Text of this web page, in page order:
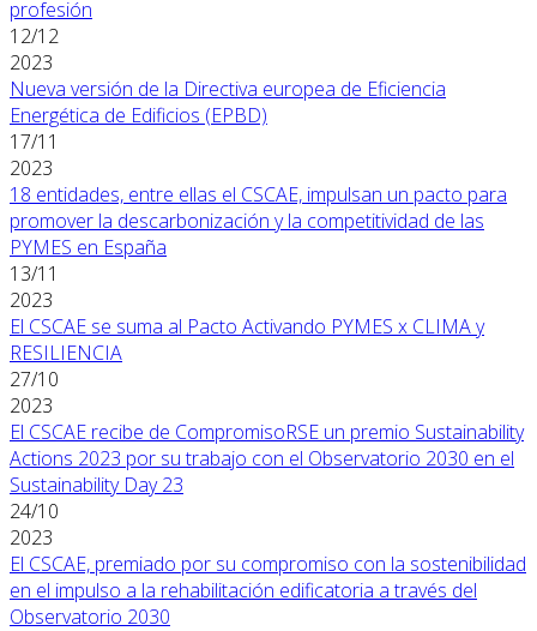
profesión
12/12
2023
Nueva versión de la Directiva europea de Eficiencia
Energética de Edificios (EPBD)
17/11
2023
18 entidades, entre ellas el CSCAE, impulsan un pacto para
promover la descarbonización y la competitividad de las
PYMES en España
13/11
2023
El CSCAE se suma al Pacto Activando PYMES x CLIMA y
RESILIENCIA
27/10
2023
El CSCAE recibe de CompromisoRSE un premio Sustainability
Actions 2023 por su trabajo con el Observatorio 2030 en el
Sustainability Day 23
24/10
2023
El CSCAE, premiado por su compromiso con la sostenibilidad
en el impulso a la rehabilitación edificatoria a través del
Observatorio 2030